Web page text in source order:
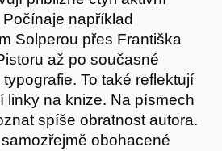
například
Solperou přes Františka
až po současné
To také reflektují
linky na knize. Na písmech
spíše obratnost autora.
obohacené